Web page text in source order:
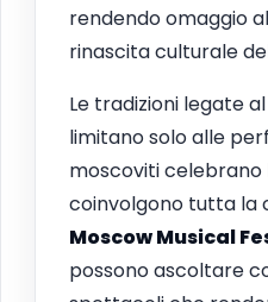
rendendo omaggio
rinascita culturale
Le tradizioni legate
limitano solo alle
moscoviti
coinvolgono tutta la
Moscow Musical
possono ascoltare